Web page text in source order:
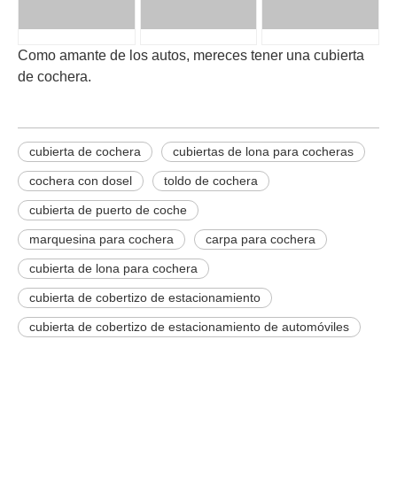
Como amante de los autos, mereces tener una cubierta
de cochera.
cubierta de cochera cubiertas de lona para cocheras
cochera con dosel toldo de cochera
cubierta de puerto de coche
marquesina para cochera carpa para cochera
cubierta de lona para cochera
cubierta de cobertizo de estacionamiento
cubierta de cobertizo de estacionamiento de automóviles